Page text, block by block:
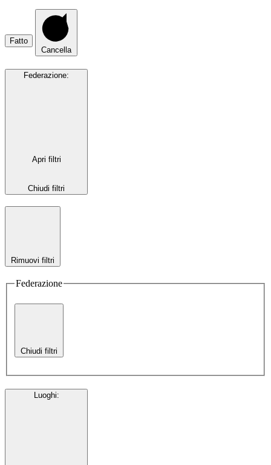
Fatto
Cancella
Federazione:
Apri filtri
Chiudi filtri
Rimuovi filtri
Federazione
Chiudi filtri
Luoghi: